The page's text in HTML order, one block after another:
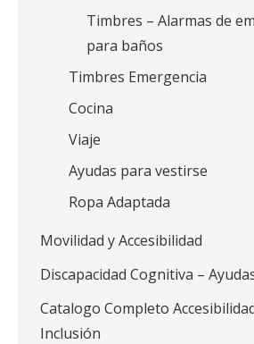
Timbres – Alarmas de
para baños
Timbres Emergencia
Cocina
Viaje
Ayudas para vestirse
Ropa Adaptada
Movilidad y Accesibilidad
Discapacidad Cognitiva –
Catalogo Completo
Inclusión